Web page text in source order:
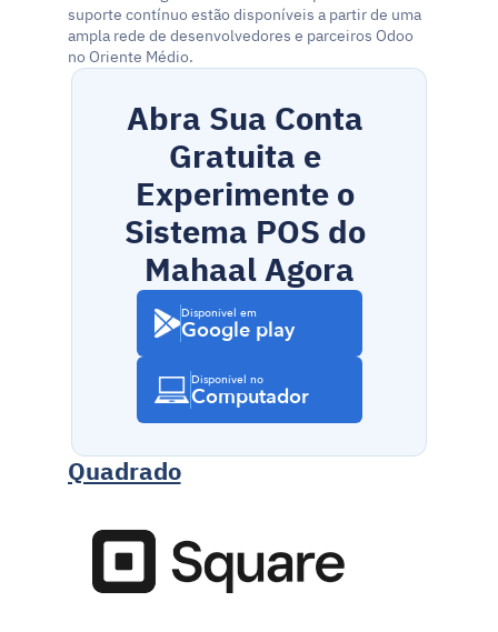
suporte contínuo estão disponíveis a partir de uma
ampla rede de desenvolvedores e parceiros Odoo
no Oriente Médio.
Abra Sua Conta
Gratuita e
Experimente o
Sistema POS do
Mahaal Agora
Disponível em
Google play
Disponível no
Computador
Quadrado